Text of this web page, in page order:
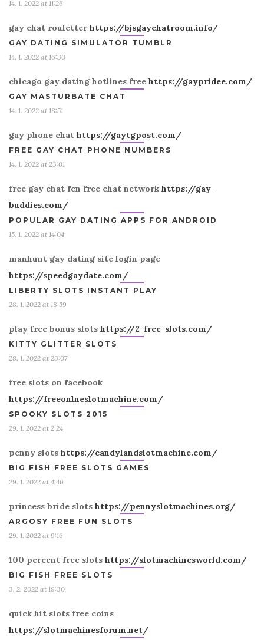
14. 1. 2022 at 11:26
gay chat rouletterhttps://bjsgaychatroom.info/
GAY DATING SIMULATOR TUMBLR
14. 1. 2022 at 16:30
chicago gay dating hotlines free https://gaypridee.com/
GAY MASTURBATE CHAT
14. 1. 2022 at 18:51
gay phone chat https://gaytgpost.com/
FREE GAY CHAT PHONE NUMBERS
14. 1. 2022 at 23:01
free gay chat fcn free chat network https://gay-
buddies.com/
POPULAR GAY DATING APPS FOR ANDROID
15. 1. 2022 at 14:04
manhunt gay dating site login page
https://speedgaydate.com/
LIBERTY SLOTS INSTANT PLAY
28. 1. 2022 at 18:59
play free bonus slots https://2-free-slots.com/
KITTY GLITTER SLOTS
28. 1. 2022 at 23:07
free slots on facebook
https://freeonlneslotmachine.com/
SPOOKY SLOTS 2015
29. 1. 2022 at 2:24
penny slots https://candylandslotmachine.com/
BIG FISH FREE SLOTS GAMES
29. 1. 2022 at 4:46
princess bride slots https://pennyslotmachines.org/
ARGOSY FREE FUN SLOTS
29. 1. 2022 at 9:16
100 percent free slots https://slotmachinesworld.com/
BIG FISH FREE SLOTS
3. 2. 2022 at 19:30
quick hit slots free coins
https://slotmachinesforum.net/